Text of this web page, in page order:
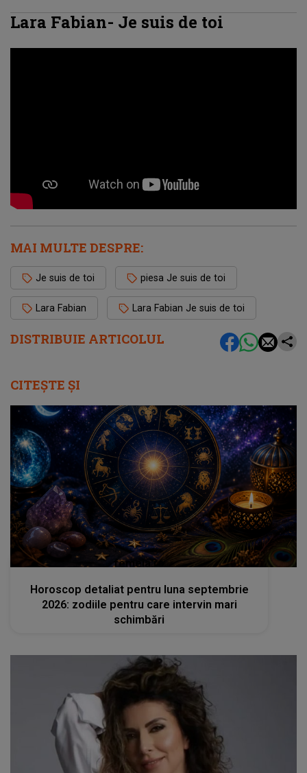
DISTRIBUIE ARTICOLUL
Lara Fabian- Je suis de toi
MAI MULTE DESPRE:
Je suis de toi piesa Je suis de toi
Lara Fabian Lara Fabian Je suis de toi
CITEȘTE ȘI
femeia.ro
Horoscop detaliat pentru luna septembrie
2026: zodiile pentru care intervin mari
schimbări